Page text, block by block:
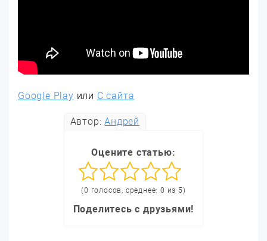
Google Play или С сайта
Автор:Андрей
Оцените статью:
(0 голосов, среднее: 0 из 5)
Поделитесь с друзьями!